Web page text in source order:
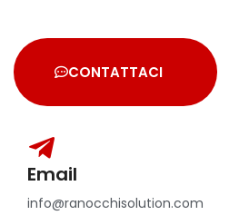
CONTATTACI
Email
info@ranocchisolution.com